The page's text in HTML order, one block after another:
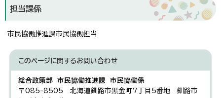
担当課係
市民協働推進課市民協働担当
このページに関するお問い合わせ
総合政策部 市民協働推進課 市民協働係
〒085-8505 北海道釧路市黒金町7丁目5番地 釧路市